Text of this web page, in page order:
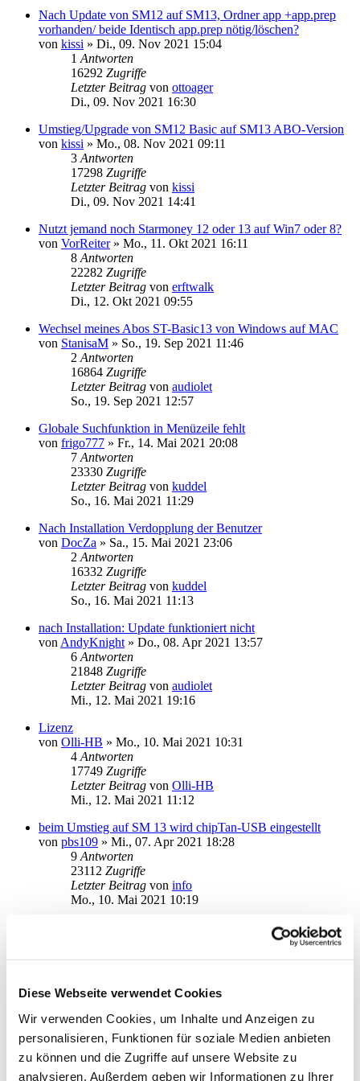
Diese Webseite verwendet Cookies
Wir verwenden Cookies, um Inhalte und Anzeigen zu
personalisieren, Funktionen für soziale Medien anbieten
zu können und die Zugriffe auf unsere Website zu
analysieren. Außerdem geben wir Informationen zu Ihrer
Nach Update von SM12 auf SM13, Ordner app +app.prep
vorhanden/ beide Identisch app.prep nötig/löschen?
von kissi » Di., 09. Nov 2021 15:04
1 Antworten
16292 Zugriffe
Letzter Beitrag von ottoager
Di., 09. Nov 2021 16:30
Umstieg/Upgrade von SM12 Basic auf SM13 ABO-Version
von kissi » Mo., 08. Nov 2021 09:11
3 Antworten
17298 Zugriffe
Letzter Beitrag von kissi
Di., 09. Nov 2021 14:41
Nutzt jemand noch Starmoney 12 oder 13 auf Win7 oder 8?
von VorReiter» Mo., 11. Okt 2021 16:11
8 Antworten
22282 Zugriffe
Letzter Beitrag von erftwalk
Di., 12. Okt 2021 09:55
Wechsel meines Abos ST-Basic13 von Windows auf MAC
von StanisaM » So., 19. Sep 2021 11:46
2 Antworten
16864 Zugriffe
Letzter Beitrag von audiolet
So., 19. Sep 2021 12:57
Globale Suchfunktion in Menüzeile fehlt
von frigo777 » Fr., 14. Mai 2021 20:08
7 Antworten
23330 Zugriffe
Letzter Beitrag von kuddel
So., 16. Mai 2021 11:29
Nach Installation Verdopplung der Benutzer
von DocZa » Sa., 15. Mai 2021 23:06
2 Antworten
16332 Zugriffe
Letzter Beitrag von kuddel
So., 16. Mai 2021 11:13
nach Installation: Update funktioniert nicht
von AndyKnight » Do., 08. Apr 2021 13:57
6 Antworten
21848 Zugriffe
Letzter Beitrag von audiolet
Mi., 12. Mai 2021 19:16
Lizenz
von Olli-HB » Mo., 10. Mai 2021 10:31
4 Antworten
17749 Zugriffe
Letzter Beitrag von Olli-HB
Mi., 12. Mai 2021 11:12
beim Umstieg auf SM 13 wird chipTan-USB eingestellt
von pbs109 » Mi., 07. Apr 2021 18:28
9 Antworten
23112 Zugriffe
Letzter Beitrag von info
Mo., 10. Mai 2021 10:19
Fr., 30. Apr 2021 15:12
Online-Update Abbruch Modul=app_8
vonhaukeno»Mi., 28. Apr 2021 09:11
6 Antworten
21285 Zugriffe